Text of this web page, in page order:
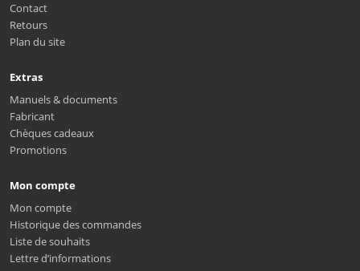
Contact
Retours
Plan du site
Extras
Manuels & documents
Fabricant
Chèques cadeaux
Promotions
Mon compte
Mon compte
Historique des commandes
Liste de souhaits
Lettre d’informations